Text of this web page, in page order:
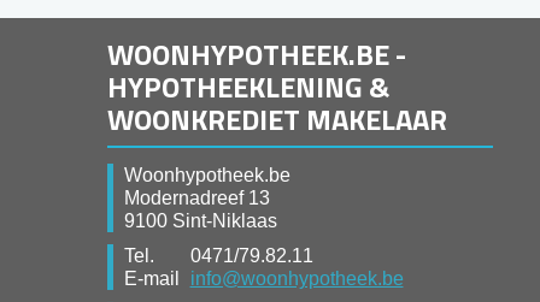
WOONHYPOTHEEK.BE -
HYPOTHEEKLENING &
WOONKREDIET MAKELAAR
Woonhypotheek.be
Modernadreef 13
9100 Sint-Niklaas
Tel.
0471/79.82.11
E-mail
info@woonhypotheek.be